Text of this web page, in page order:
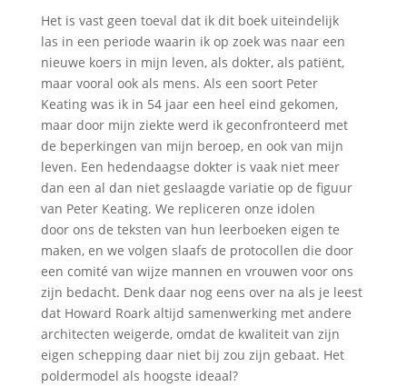
Het is vast geen toeval dat ik dit boek uiteindelijk
las in een periode waarin ik op zoek was naar een
nieuwe koers in mijn leven, als dokter, als patiënt,
maar vooral ook als mens. Als een soort Peter
Keating was ik in 54 jaar een heel eind gekomen,
maar door mijn ziekte werd ik geconfronteerd met
de beperkingen van mijn beroep, en ook van mijn
leven. Een hedendaagse dokter is vaak niet meer
dan een al dan niet geslaagde variatie op de figuur
van Peter Keating. We repliceren onze idolen
door ons de teksten van hun leerboeken eigen te
maken, en we volgen slaafs de protocollen die door
een comité van wijze mannen en vrouwen voor ons
zijn bedacht. Denk daar nog eens over na als je leest
dat Howard Roark altijd samenwerking met andere
architecten weigerde, omdat de kwaliteit van zijn
eigen schepping daar niet bij zou zijn gebaat. Het
poldermodel als hoogste ideaal?